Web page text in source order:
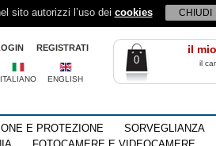
sito autorizzi l’uso dei cookies CHIUDI
il
0 il
REGISTRATI
ITALIANO ENGLISH
E PROTEZIONE
SORVEGLIANZA